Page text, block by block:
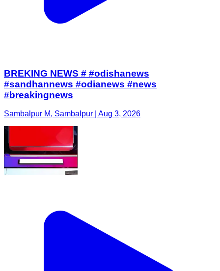
BREKING NEWS # #odishanews
#sandhannews #odianews #news
#breakingnews
Sambalpur M, Sambalpur | Aug 3, 2026